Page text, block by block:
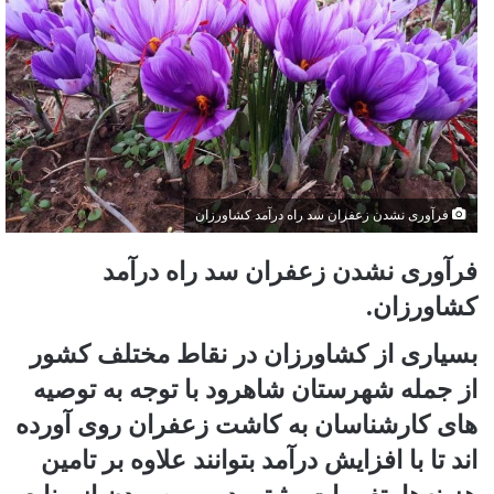
فرآوری نشدن زعفران سد راه درآمد کشاورزان
فرآوری نشدن زعفران سد راه درآمد
کشاورزان.
بسیاری از کشاورزان در نقاط مختلف کشور
از جمله شهرستان شاهرود با توجه به توصیه
های کارشناسان به کاشت زعفران روی آورده
اند تا با افزایش درآمد بتوانند علاوه بر تامین